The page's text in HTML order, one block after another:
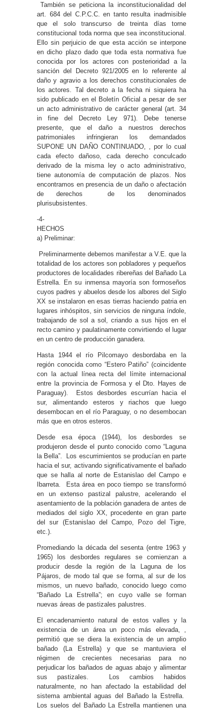
También se peticiona la inconstitucionalidad del
art. 684 del C.P.C.C. en tanto resulta inadmisible
que el solo transcurso de treinta días torne
constitucional toda norma que sea inconstitucional.
Ello sin perjuicio de que esta acción se interpone
en dicho plazo dado que toda esta normativa fue
conocida por los actores con posterioridad a la
sanción del Decreto 921/2005 en lo referente al
daño y agravio a los derechos constitucionales de
los actores. Tal decreto a la fecha ni siquiera ha
sido publicado en el Boletín Oficial a pesar de ser
un acto administrativo de carácter general (art. 34
in fine del Decreto Ley 971). Debe tenerse
presente, que el daño a nuestros derechos
patrimoniales infringieran los demandados
SUPONE UN DAÑO CONTINUADO, , por lo cual
cada efecto dañoso, cada derecho conculcado
derivado de la misma ley o acto administrativo,
tiene autonomía de computación de plazos. Nos
encontramos en presencia de un daño o afectación
de derechos de los denominados
plurisubsistentes.
-4-
HECHOS
a) Preliminar:
Preliminarmente debemos manifestar a V.E. que la
totalidad de los actores son pobladores y pequeños
productores de localidades ribereñas del Bañado La
Estrella. En su inmensa mayoría son formoseños
cuyos padres y abuelos desde los albores del Siglo
XX se instalaron en esas tierras haciendo patria en
lugares inhóspitos, sin servicios de ninguna índole,
trabajando de sol a sol, criando a sus hijos en el
recto camino y paulatinamente convirtiendo el lugar
en un centro de producción ganadera.
Hasta 1944 el río Pilcomayo desbordaba en la
región conocida como “Estero Patiño” (coincidente
con la actual línea recta del límite internacional
entre la provincia de Formosa y el Dto. Hayes de
Paraguay). Estos desbordes escurrían hacia el
sur, alimentando esteros y riachos que luego
desembocan en el río Paraguay, o no desembocan
más que en otros esteros.
Desde esa época (1944), los desbordes se
produjeron desde el punto conocido como “Laguna
la Bella”. Los escurrimientos se producían en parte
hacia el sur, activando significativamente el bañado
que se halla al norte de Estanislao del Campo e
Ibarreta. Esta área en poco tiempo se transformó
en un extenso pastizal palustre, acelerando el
asentamiento de la población ganadera de antes de
mediados del siglo XX, procedente en gran parte
del sur (Estanislao del Campo, Pozo del Tigre,
etc.).
Promediando la década del sesenta (entre 1963 y
1965) los desbordes regulares se comienzan a
producir desde la región de la Laguna de los
Pájaros, de modo tal que se forma, al sur de los
mismos, un nuevo bañado, conocido luego como
“Bañado La Estrella”; en cuyo valle se forman
nuevas áreas de pastizales palustres.
El encadenamiento natural de estos valles y la
existencia de un área un poco más elevada, ,
permitió que se diera la existencia de un amplio
bañado (La Estrella) y que se mantuviera el
régimen de crecientes necesarias para no
perjudicar los bañados de aguas abajo y alimentar
sus pastizales. Los cambios habidos
naturalmente, no han afectado la estabilidad del
sistema ambiental aguas del Bañado la Estrella.
Los suelos del Bañado La Estrella mantienen una